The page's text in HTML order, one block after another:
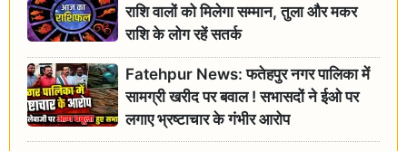
राशि वालों को मिलेगा सम्मान, तुला और मकर
राशि के लोग रहें सतर्क
Fatehpur News: फतेहपुर नगर पालिका में
सामग्री खरीद पर बवाल ! सभासदों ने ईओ पर
लगाए भ्रष्टाचार के गंभीर आरोप